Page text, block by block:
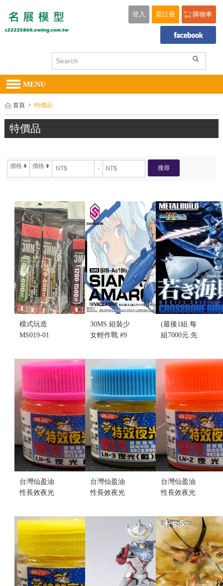
購物車
新註冊
登入
MENU
首頁 > 特價品
特價品
價格 價格 - 搜尋
模式玩造
MS019-01
3MM打磨海
棉砂紙套組
(1套4盒)(不
挑盒況)(售完
缺貨...
售價:0
30MS 組裝少
女輕作戰 #9
Ac19b 席安
娜阿瑪希亞 9
迅捷裝 (不挑
盒況)
售價:380
(最後1組.每
組7000元.先
限定...MB 海
盜鋼彈X3
XM-X3 骷髏
鋼彈(不挑盒
況)
售價:0
台灣仙盈油
性長效夜光
桃色 (不挑盒
況)
售價:20
台灣仙盈油
性長效夜光
藍原色 (不挑
台灣仙盈油
性長效夜光
紅色 (不挑盒
況)
售價:20